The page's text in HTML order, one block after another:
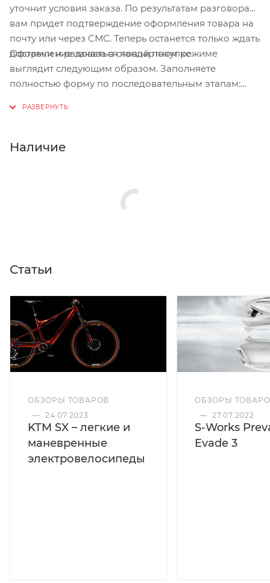
уточнит условия заказа. По результатам разговора
вам придет подтверждение оформления товара на
почту или через СМС. Теперь останется только ждать
доставки и радоваться новой покупке.
Оформление заказа в стандартном режиме
выглядит следующим образом. Заполняете
полностью форму по последовательным этапам:
Нажмите кнопку «Оформить заказ».
Наличие
Статьи
ОБЗОРЫ ТОВАРОВ
— 24.07.2023
KTM SX – легкие и
маневренные
электровелосипеды
ОБЗОРЫ
— 27.07.2022
S-Works
Evade 3